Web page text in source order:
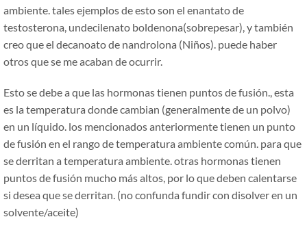
ambiente. tales ejemplos de esto son el enantato de
testosterona, undecilenato boldenona(sobrepesar), y también
creo que el decanoato de nandrolona (Niños). puede haber
otros que se me acaban de ocurrir.
Esto se debe a que las hormonas tienen puntos de fusión., esta
es la temperatura donde cambian (generalmente de un polvo)
en un líquido. los mencionados anteriormente tienen un punto
de fusión en el rango de temperatura ambiente común. para que
se derritan a temperatura ambiente. otras hormonas tienen
puntos de fusión mucho más altos, por lo que deben calentarse
si desea que se derritan. (no confunda fundir con disolver en un
solvente/aceite)